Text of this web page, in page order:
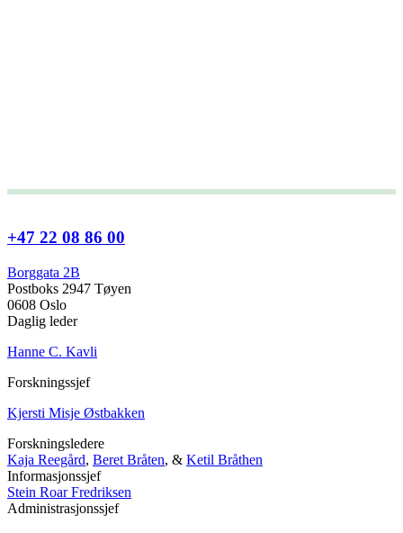
+47 22 08 86 00
Borggata 2B
Postboks 2947 Tøyen
0608 Oslo
Daglig leder
Hanne C. Kavli
Forskningssjef
Kjersti Misje Østbakken
Forskningsledere
Kaja Reegård, Beret Bråten, & Ketil Bråthen
Informasjonssjef
Stein Roar Fredriksen
Administrasjonssjef